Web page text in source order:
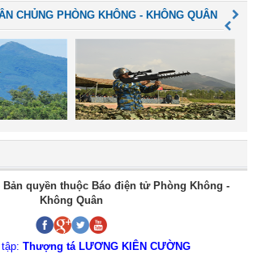
CHỦNG PHÒNG KHÔNG - KHÔNG QUÂN
quyền thuộc Báo điện tử Phòng Không -
Không Quân
Thượng tá LƯƠNG KIÊN CƯỜNG